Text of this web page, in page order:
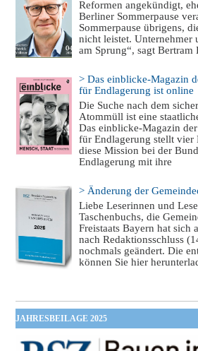
Reformen angekündigt,
Berliner Sommerpause
Sommerpause übrigens,
nicht leistet. Unternehmer
am Sprung“, sagt Bertram
> Das einblicke-Magazin
für Endlagerung ist online
Die Suche nach dem
Atommüll ist eine
Das einblicke-Magazin
für Endlagerung stellt vier
diese Mission bei der
Endlagerung mit ihre
> Änderung der
Liebe Leserinnen und
Taschenbuchs, die
Freistaats Bayern hat sich
nach Redaktionsschluss
nochmals geändert. Die
können Sie hier
JAHRESBEILAGE 2025